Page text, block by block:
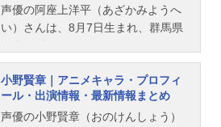
らでは、堀江瞬さんのオススメ記事
をご紹介！
声優の阿座上洋平（あざかみようへ
い）さんは、8月7日生まれ、群馬県
ズ！！』の天城燐音役をはじめ、
『機動戦士ガンダム 水星の魔女』の
グエル・ジェターク役など、人気作
品のキャラクターを多く演じていま
小野賢章｜アニメキャラ・プロフィ
ール・出演情報・最新情報まとめ
声優の小野賢章（おのけんしょう）